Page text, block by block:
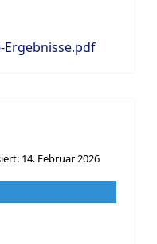
Ergebnisse.pdf
14. Februar 2026